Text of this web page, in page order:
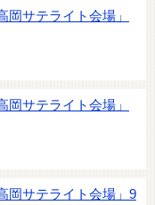
サテライト会場」
サテライト会場」
岡サテライト会場」9